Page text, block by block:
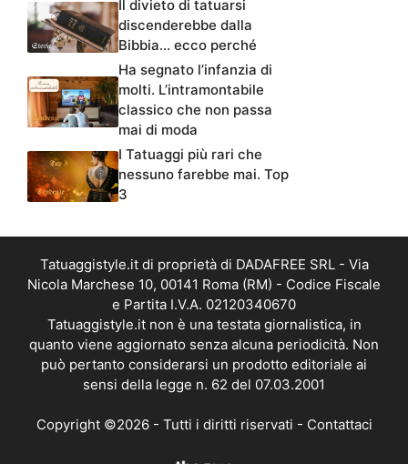
Il divieto di tatuarsi
discenderebbe dalla
Bibbia… ecco perché
Ha segnato l’infanzia di
molti. L’intramontabile
classico che non passa
mai di moda
I Tatuaggi più rari che
nessuno farebbe mai. Top
3
Tatuaggistyle.it di proprietà di DADAFREE SRL - Via
Nicola Marchese 10, 00141 Roma (RM) - Codice Fiscale
e Partita I.V.A. 02120340670
Tatuaggistyle.it non è una testata giornalistica, in
quanto viene aggiornato senza alcuna periodicità. Non
può pertanto considerarsi un prodotto editoriale ai
sensi della legge n. 62 del 07.03.2001
Copyright ©2026 - Tutti i diritti riservati - Contattaci